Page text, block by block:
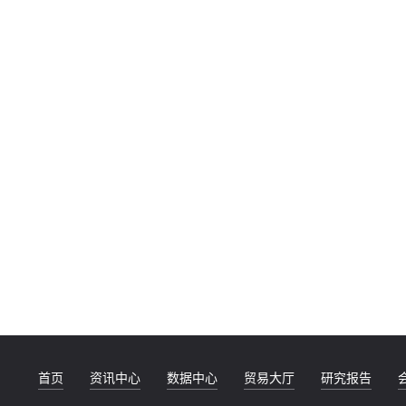
首页 资讯中心 数据中心 贸易大厅 研究报告